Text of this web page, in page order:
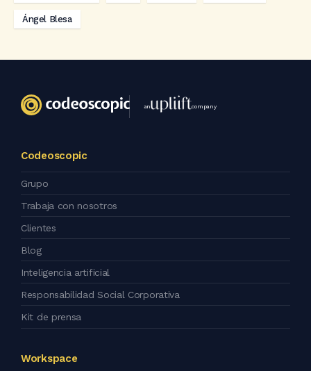
Ángel Blesa
an company
Codeoscopic
Grupo
Trabaja con nosotros
Clientes
Blog
Inteligencia artificial
Responsabilidad Social Corporativa
Kit de prensa
Workspace